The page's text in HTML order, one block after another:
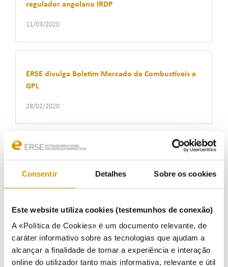
Consentir Detalhes Sobre os cookies
Este website utiliza cookies (testemunhos de conexão)
A «Política de Cookies» é um documento relevante, de
caráter informativo sobre as tecnologias que ajudam a
alcançar a finalidade de tornar a experiência e interação
online do utilizador tanto mais informativa, relevante e útil
regulador angolano IRDP
11/03/2020
ERSE divulga Boletim Mercado de Combustíveis e
GPL
28/02/2020
12/02/2020
ERSE realiza ação de formação sobre Tarifas e
Preços de Energia para 2020